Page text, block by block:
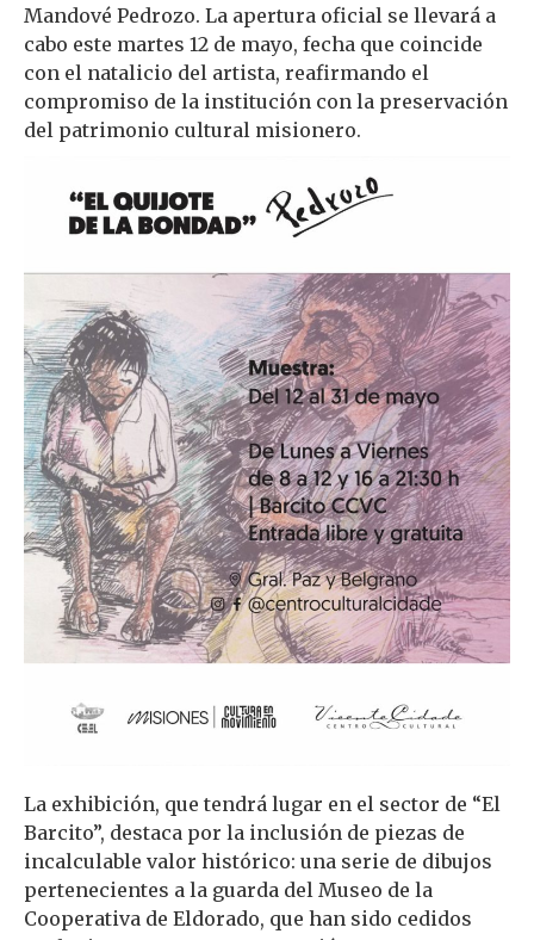
Mandové Pedrozo. La apertura oficial se llevará a
cabo este martes 12 de mayo, fecha que coincide
con el natalicio del artista, reafirmando el
compromiso de la institución con la preservación
del patrimonio cultural misionero.
La exhibición, que tendrá lugar en el sector de “El
Barcito”, destaca por la inclusión de piezas de
incalculable valor histórico: una serie de dibujos
pertenecientes a la guarda del Museo de la
Cooperativa de Eldorado, que han sido cedidos